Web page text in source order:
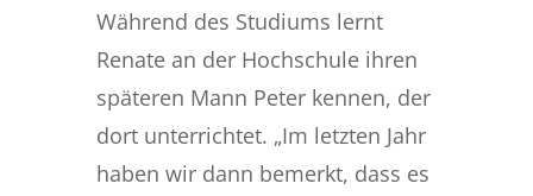
Während des Studiums lernt
Renate an der Hochschule ihren
späteren Mann Peter kennen, der
dort unterrichtet. „Im letzten Jahr
haben wir dann bemerkt, dass es